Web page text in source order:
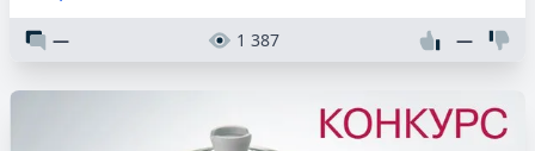
— 1 387 —